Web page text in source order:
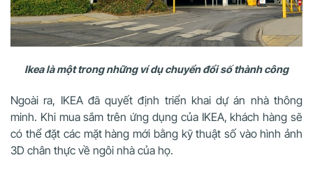
Ikea là một trong những ví dụ chuyển đổi số thành công
Ngoài ra, IKEA đã quyết định triển khai dự án nhà thông
minh. Khi mua sắm trên ứng dụng của IKEA, khách hàng sẽ
có thể đặt các mặt hàng mới bằng kỹ thuật số vào hình ảnh
3D chân thực về ngôi nhà của họ.